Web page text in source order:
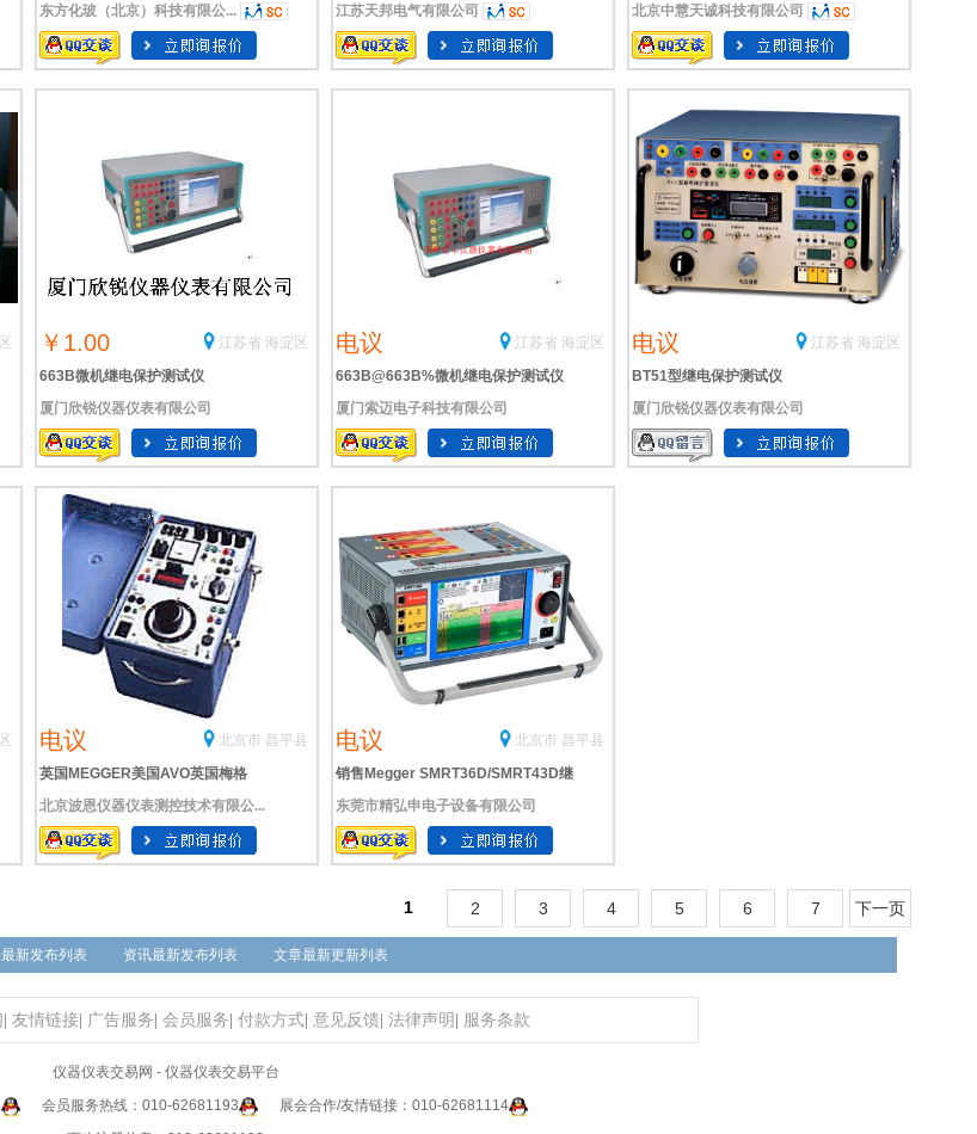
号:SST35/XU83-830A/
东方化玻（北京）科技有限公...
江苏天邦电气有限公司
北京中慧天诚科技有限公司
￥1.00
江苏省 海淀区
663B微机继电保护测试仪
厦门欣锐仪器仪表有限公司
电议
江苏省 海淀区
663B@663B%微机继电保护测试仪
663B
厦门索迈电子科技有限公司
电议
江苏省 海淀区
BT51型继电保护测试仪
厦门欣锐仪器仪表有限公司
电议
北京市 昌平县
英国MEGGER美国AVO英国梅格
SVERKER650单相继电保护测试仪
北京波恩仪器仪表测控技术有限公...
电议
北京市 昌平县
销售Megger SMRT36D/SMRT43D继
电保护测试仪
东莞市精弘申电子设备有限公司
1 2 3 4 5 6 7 下一页
新发布列表 资讯最新发布列表 文章最新更新列表
友情链接| 广告服务 会员服务 付款方式| 意见反馈| 法律声明 服务条款
仪器仪表交易网 - 仪器仪表交易平台
会员服务热线：010-62681193
展会合作/友情链接：010-62681114